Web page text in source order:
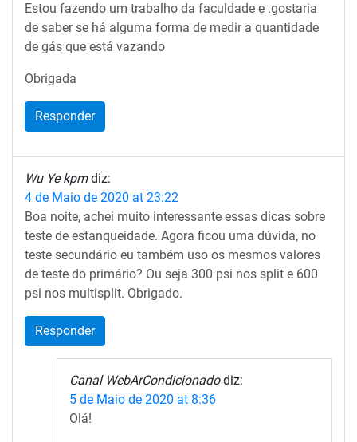
Estou fazendo um trabalho da faculdade e .gostaria
de saber se há alguma forma de medir a quantidade
de gás que está vazando
Obrigada
Responder
Wu Ye kpm diz:
4 de Maio de 2020 at 23:22
Boa noite, achei muito interessante essas dicas sobre
teste de estanqueidade. Agora ficou uma dúvida, no
teste secundário eu também uso os mesmos valores
de teste do primário? Ou seja 300 psi nos split e 600
psi nos multisplit. Obrigado.
Responder
Canal WebArCondicionado diz:
5 de Maio de 2020 at 8:36
Olá!